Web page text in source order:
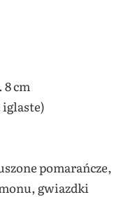
cm
iglaste)
pomarańcze,
gwiazdki